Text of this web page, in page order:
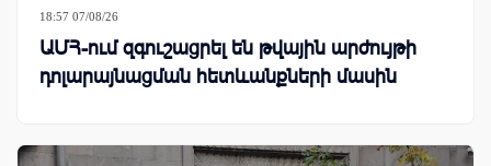
18:57 07/08/26
ԱՄՀ-ում զգուշացրել են թվային արժույթի
դոլարայնացման հետևանքների մասին